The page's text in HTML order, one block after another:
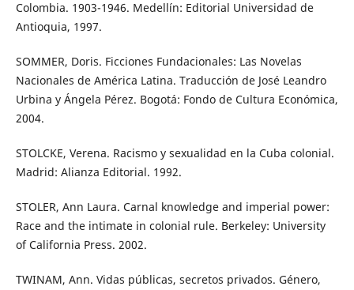
Colombia. 1903-1946. Medellín: Editorial Universidad de
Antioquia, 1997.
SOMMER, Doris. Ficciones Fundacionales: Las Novelas
Nacionales de América Latina. Traducción de José Leandro
Urbina y Ángela Pérez. Bogotá: Fondo de Cultura Económica,
2004.
STOLCKE, Verena. Racismo y sexualidad en la Cuba colonial.
Madrid: Alianza Editorial. 1992.
STOLER, Ann Laura. Carnal knowledge and imperial power:
Race and the intimate in colonial rule. Berkeley: University
of California Press. 2002.
TWINAM, Ann. Vidas públicas, secretos privados. Género,